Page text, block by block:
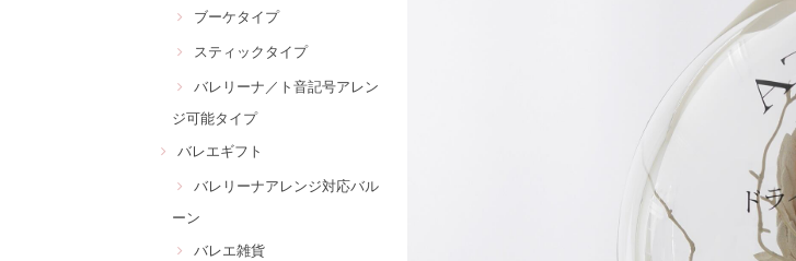
ブーケタイプ
スティックタイプ
バレリーナ／ト音記号アレン
ジ可能タイプ
バレエギフト
バレリーナアレンジ対応バル
ーン
バレエ雑貨